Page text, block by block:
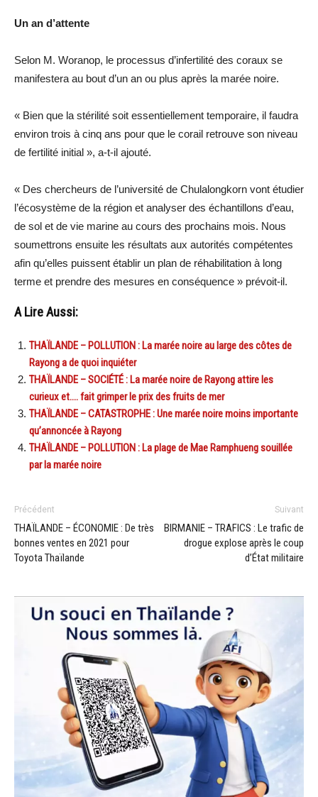
Un an d’attente
Selon M. Woranop, le processus d’infertilité des coraux se
manifestera au bout d’un an ou plus après la marée noire.
« Bien que la stérilité soit essentiellement temporaire, il faudra
environ trois à cinq ans pour que le corail retrouve son niveau
de fertilité initial », a-t-il ajouté.
« Des chercheurs de l’université de Chulalongkorn vont étudier
l’écosystème de la région et analyser des échantillons d’eau,
de sol et de vie marine au cours des prochains mois. Nous
soumettrons ensuite les résultats aux autorités compétentes
afin qu’elles puissent établir un plan de réhabilitation à long
terme et prendre des mesures en conséquence » prévoit-il.
A Lire Aussi:
THAÏLANDE – POLLUTION : La marée noire au large des côtes de
Rayong a de quoi inquiéter
THAÏLANDE – SOCIÉTÉ : La marée noire de Rayong attire les
curieux et…. fait grimper le prix des fruits de mer
THAÏLANDE – CATASTROPHE : Une marée noire moins importante
qu’annoncée à Rayong
THAÏLANDE – POLLUTION : La plage de Mae Ramphueng souillée
par la marée noire
Précédent
THAÏLANDE – ÉCONOMIE : De très
bonnes ventes en 2021 pour
Toyota Thaïlande
Suivant
BIRMANIE – TRAFICS : Le trafic de
drogue explose après le coup
d’État militaire